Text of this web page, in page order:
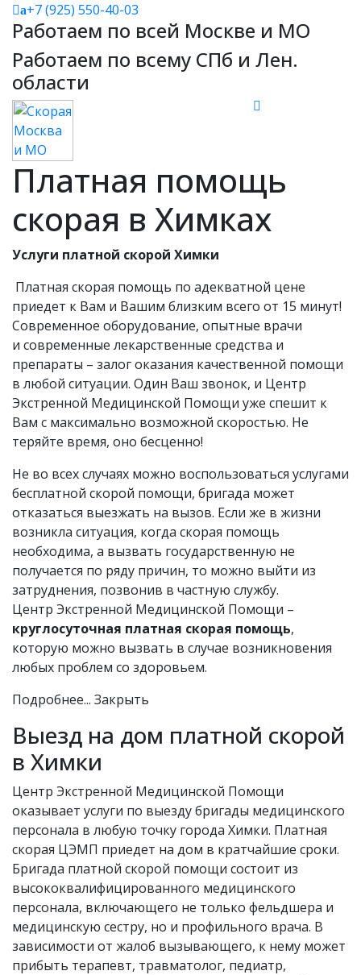
a+7 (925) 550-40-03
Работаем по всей Москве и МО
Работаем по всему СПб и Лен.
области
Платная помощь
скорая в Химках
Услуги платной скорой Химки
Платная скорая помощь по адекватной цене
приедет к Вам и Вашим близким всего от 15 минут!
Современное оборудование, опытные врачи
и современные лекарственные средства и
препараты – залог оказания качественной помощи
в любой ситуации. Один Ваш звонок, и Центр
Экстренной Медицинской Помощи уже спешит к
Вам с максимально возможной скоростью. Не
теряйте время, оно бесценно!
Не во всех случаях можно воспользоваться услугами
бесплатной скорой помощи, бригада может
отказаться выезжать на вызов. Если же в жизни
возникла ситуация, когда скорая помощь
необходима, а вызвать государственную не
получается по ряду причин, то можно выйти из
затруднения, позвонив в частную службу.
Центр Экстренной Медицинской Помощи –
круглосуточная платная скорая помощь,
которую можно вызвать в случае возникновения
любых проблем со здоровьем.
Подробнее... Закрыть
Выезд на дом платной скорой
в Химки
Центр Экстренной Медицинской Помощи
оказывает услуги по выезду бригады медицинского
персонала в любую точку города Химки. Платная
скорая ЦЭМП приедет на дом в кратчайшие сроки.
Бригада платной скорой помощи состоит из
высококвалифицированного медицинского
персонала, включающего не только фельдшера и
медицинскую сестру, но и профильного врача. В
зависимости от жалоб вызывающего, к нему может
прибыть терапевт, травматолог, педиатр,